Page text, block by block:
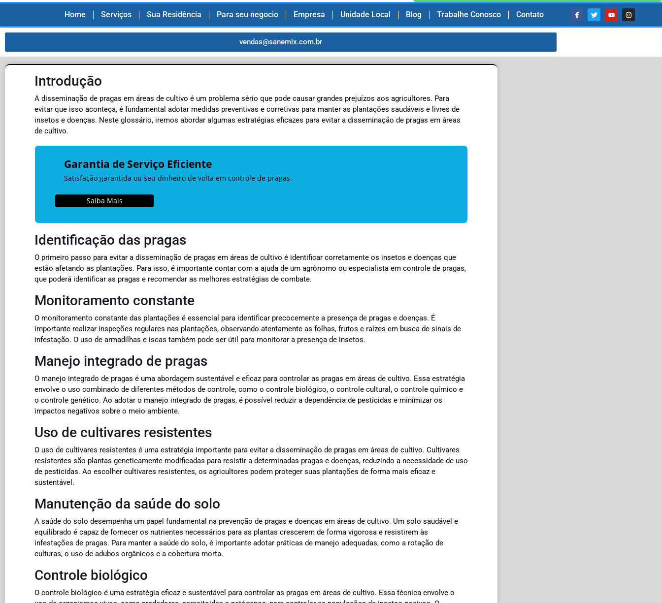
Home Serviços Sua Residência Para seu negocio Empresa Unidade Local Blog Trabalhe Conosco Contato
vendas@sanemix.com.br
Introdução
A disseminação de pragas em áreas de cultivo é um problema sério que pode causar grandes prejuízos aos agricultores. Para
evitar que isso aconteça, é fundamental adotar medidas preventivas e corretivas para manter as plantações saudáveis e livres de
insetos e doenças. Neste glossário, iremos abordar algumas estratégias eficazes para evitar a disseminação de pragas em áreas
de cultivo.
Garantia de Serviço Eficiente
Satisfação garantida ou seu dinheiro de volta em controle de pragas.
Saiba Mais
Identificação das pragas
O primeiro passo para evitar a disseminação de pragas em áreas de cultivo é identificar corretamente os insetos e doenças que
estão afetando as plantações. Para isso, é importante contar com a ajuda de um agrônomo ou especialista em controle de pragas,
que poderá identificar as pragas e recomendar as melhores estratégias de combate.
Monitoramento constante
O monitoramento constante das plantações é essencial para identificar precocemente a presença de pragas e doenças. É
importante realizar inspeções regulares nas plantações, observando atentamente as folhas, frutos e raízes em busca de sinais de
infestação. O uso de armadilhas e iscas também pode ser útil para monitorar a presença de insetos.
Manejo integrado de pragas
O manejo integrado de pragas é uma abordagem sustentável e eficaz para controlar as pragas em áreas de cultivo. Essa estratégia
envolve o uso combinado de diferentes métodos de controle, como o controle biológico, o controle cultural, o controle químico e
o controle genético. Ao adotar o manejo integrado de pragas, é possível reduzir a dependência de pesticidas e minimizar os
impactos negativos sobre o meio ambiente.
Uso de cultivares resistentes
O uso de cultivares resistentes é uma estratégia importante para evitar a disseminação de pragas em áreas de cultivo. Cultivares
resistentes são plantas geneticamente modificadas para resistir a determinadas pragas e doenças, reduzindo a necessidade de uso
de pesticidas. Ao escolher cultivares resistentes, os agricultores podem proteger suas plantações de forma mais eficaz e
sustentável.
Manutenção da saúde do solo
A saúde do solo desempenha um papel fundamental na prevenção de pragas e doenças em áreas de cultivo. Um solo saudável e
equilibrado é capaz de fornecer os nutrientes necessários para as plantas crescerem de forma vigorosa e resistirem às
infestações de pragas. Para manter a saúde do solo, é importante adotar práticas de manejo adequadas, como a rotação de
culturas, o uso de adubos orgânicos e a cobertura morta.
Controle biológico
O controle biológico é uma estratégia eficaz e sustentável para controlar as pragas em áreas de cultivo. Essa técnica envolve o